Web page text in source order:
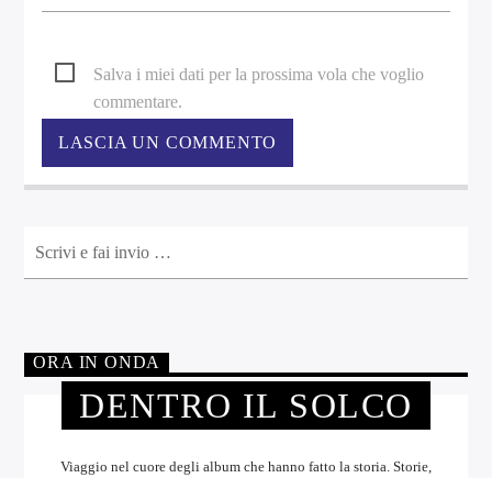
Salva i miei dati per la prossima vola che voglio
commentare.
ORA IN ONDA
DENTRO IL SOLCO
Viaggio nel cuore degli album che hanno fatto la storia. Storie,